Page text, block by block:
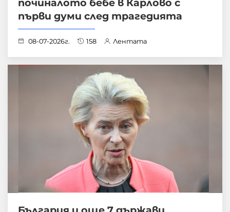
починалото бебе в Карлово с
първи думи след трагедията
08-07-2026г. 158 Лентата